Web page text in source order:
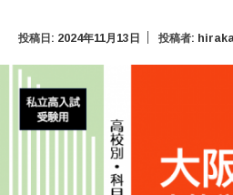
投稿日: 2024年11月13日 投稿者: